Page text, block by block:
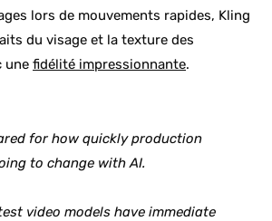
lors de mouvements rapides, Kling
du visage et la texture des
une fidélité impressionnante.
for how quickly production
to change with AI.
video models have immediate